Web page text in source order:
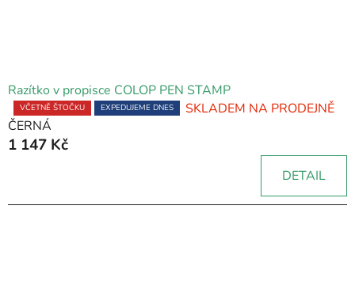
Razítko v propisce COLOP PEN STAMP
Průměrné
hodnocení
produktu
VČETNĚ ŠTOČKU EXPEDUJEME DNES
SKLADEM NA PRODEJNĚ
ČERNÁ
1 147 Kč
DETAIL